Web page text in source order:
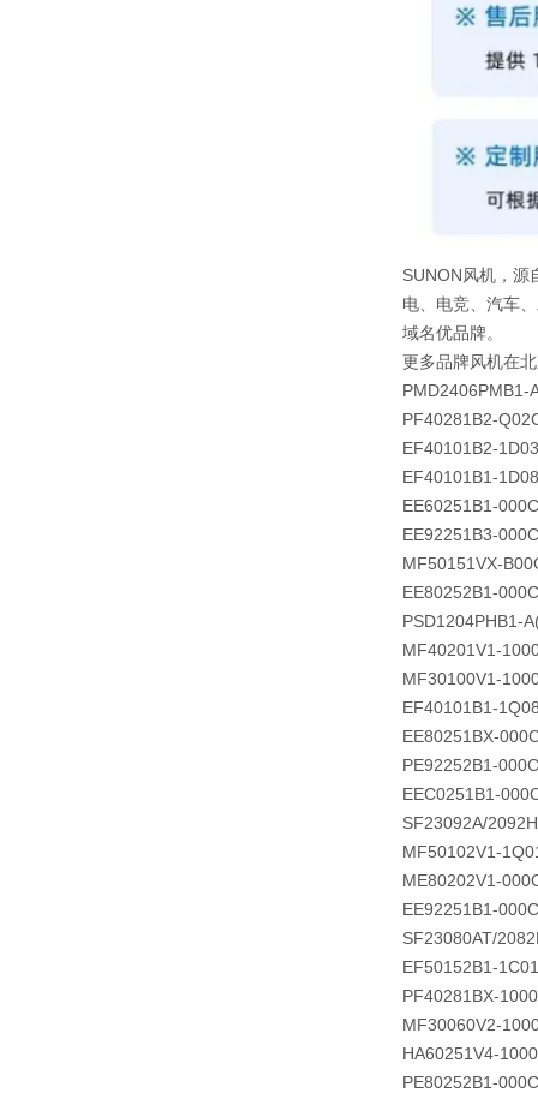
SUNON风机，源
电、电竞、汽车
域名优品牌。
更多品牌风机在
PMD2406PMB1-
PF40281B2-
EF40101B2-
EF40101B1-
EE60251B1-
EE92251B3-
MF50151VX-
EE80252B1-
PSD1204PHB1-
MF40201V1-
MF30100V1-
EF40101B1-
EE80251BX-
PE92252B1-
EEC0251B1-
SF23092A/
MF50102V1-
ME80202V1-
EE92251B1-
SF23080AT/
EF50152B1-
PF40281BX-
MF30060V2-
HA60251V4-
PE80252B1-